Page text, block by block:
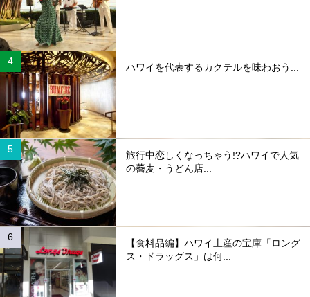
ハワイを代表するカクテルを味わおう...
旅行中恋しくなっちゃう!?ハワイで人気
の蕎麦・うどん店...
【食料品編】ハワイ土産の宝庫「ロング
ス・ドラッグス」は何...